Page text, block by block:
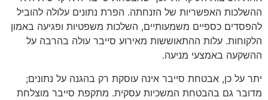
ההשלכות האפשריות של הזנחתה. הפרת נתונים עלולה להוביל
להפסדים כספיים משמעותיים, השלכות משפטיות ופגיעה באמון
הלקוחות. עלות ההתאוששות מאירוע סייבר עולה בהרבה על
ההשקעה באמצעי מניעה.
יתר על כן, אבטחת סייבר אינה עוסקת רק בהגנה על נתונים;
מדובר גם בהבטחת המשכיות עסקית. מתקפת סייבר מוצלחת